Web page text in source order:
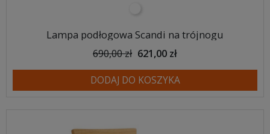
Lampa podłogowa Scandi na trójnogu
690,00 zł 621,00 zł
DODAJ DO KOSZYKA